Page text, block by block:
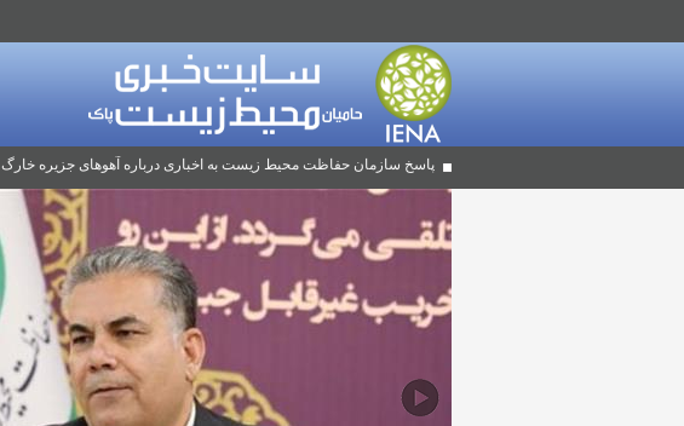
پاسخ سازمان حفاظت محیط زیست به اخباری درباره آهوهای جزیره خارگ